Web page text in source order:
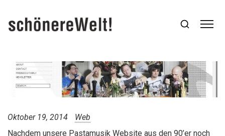
Oktober 19, 2014
Web
Nachdem unsere Pastamusik Website aus den 90’er noch